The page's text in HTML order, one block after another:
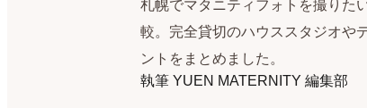
札幌でマタニティフォトを撮りた
較。完全貸切のハウススタジオや
ントをまとめました。
執筆 YUEN MATERNITY 編集部